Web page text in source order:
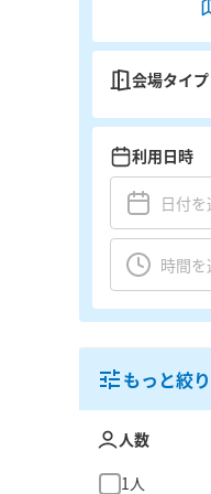
会場タイプ
利用日時
もっと絞
人数
1人